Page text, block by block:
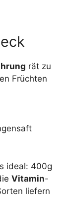
rät zu
Früchten
ideal: 400g
Vitamin-
liefern